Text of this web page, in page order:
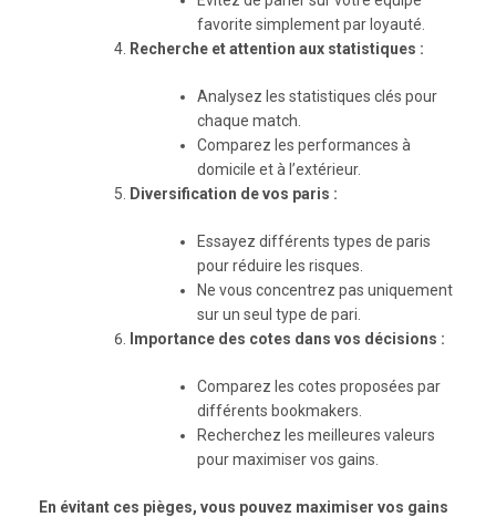
favorite simplement par loyauté.
Recherche et attention aux statistiques :
Analysez les statistiques clés pour
chaque match.
Comparez les performances à
domicile et à l’extérieur.
Diversification de vos paris :
Essayez différents types de paris
pour réduire les risques.
Ne vous concentrez pas uniquement
sur un seul type de pari.
Importance des cotes dans vos décisions :
Comparez les cotes proposées par
différents bookmakers.
Recherchez les meilleures valeurs
pour maximiser vos gains.
En évitant ces pièges, vous pouvez maximiser vos gains